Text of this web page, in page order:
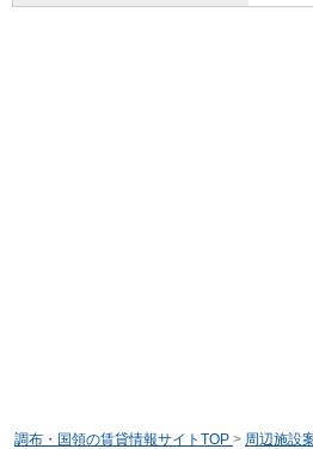
調布・国領の賃貸情報サイトTOP > 周辺施設